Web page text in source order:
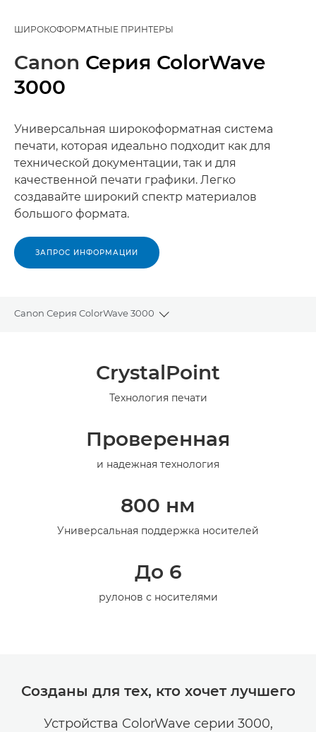
ШИРОКОФОРМАТНЫЕ ПРИНТЕРЫ
Canon Серия ColorWave
3000
Универсальная широкоформатная система
печати, которая идеально подходит как для
технической документации, так и для
качественной печати графики. Легко
создавайте широкий спектр материалов
большого формата.
ЗАПРОС ИНФОРМАЦИИ
Canon Серия ColorWave 3000
Toggle breadcrumbs
Технические характеристикиCrystalPoint
Технология печати
Проверенная
и надежная технология
800 нм
Универсальная поддержка носителей
До 6
рулонов с носителями
Созданы для тех, кто хочет лучшего
Устройства ColorWave серии 3000,